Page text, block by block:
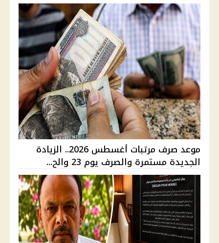
موعد صرف مرتبات أغسطس 2026.. الزيادة
الجديدة مستمرة والصرف يوم 23 والح...